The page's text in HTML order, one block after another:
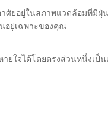
ศัยอยู่ในสภาพแวดล้อมที่มี
อยู่เฉพาะของคุณ
ใจได้โดยตรงส่วนหนึ่งเป็น